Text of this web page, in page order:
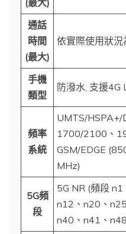
通話
時間
(最大)
依實際使用狀況
手機
類型
防潑水, 支援4G
頻率
系統
UMTS/HSPA+/
1700/2100、
GSM/EDGE
MHz)
5G頻
段
5G NR (頻段
n12、n20、
n40、n41、